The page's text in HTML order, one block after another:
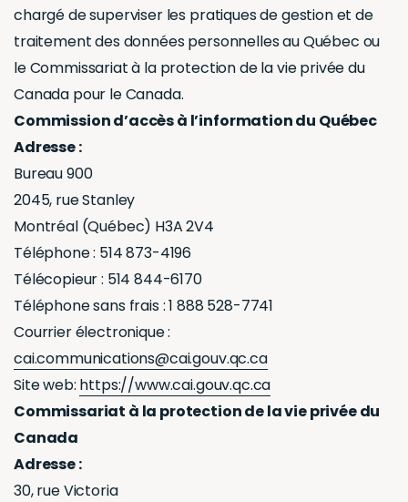
chargé de superviser les pratiques de gestion et de
traitement des données personnelles au Québec ou
le Commissariat à la protection de la vie privée du
Canada pour le Canada.
Commission d’accès à l’information du Québec
Adresse :
Bureau 900
2045, rue Stanley
Montréal (Québec) H3A 2V4
Téléphone : 514 873-4196
Télécopieur : 514 844-6170
Téléphone sans frais : 1 888 528-7741
Courrier électronique :
cai.communications@cai.gouv.qc.ca
Site web: https://www.cai.gouv.qc.ca
Commissariat à la protection de la vie privée du
Canada
Adresse :
30, rue Victoria